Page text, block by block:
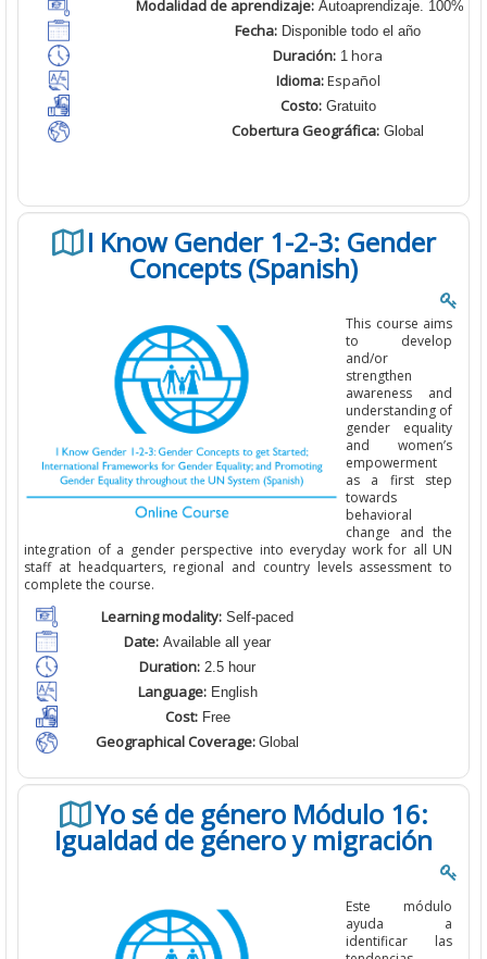
Modalidad de aprendizaje:Autoaprendizaje. 100%
Fecha: Disponible todo el año
Duración: 1 hora
Idioma:Español
Costo:Gratuito
Cobertura Geográfica: Global
I Know Gender 1-2-3: Gender
Concepts (Spanish)
This course aims
to develop
and/or
strengthen
awareness and
understanding of
gender equality
and women’s
empowerment
as a first step
towards
behavioral
change and the
integration of a gender perspective into everyday work for all UN
staff at headquarters, regional and country levels assessment to
complete the course.
Learning modality: Self-paced
Date: Available all year
Duration: 2.5 hour
Language:English
Cost:Free
Geographical Coverage: Global
Yo sé de género Módulo 16:
Igualdad de género y migración
Este módulo
ayuda a
identificar las